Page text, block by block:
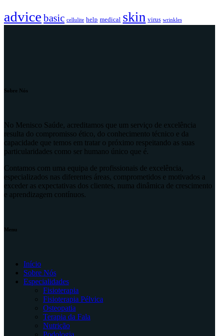
advice basic cellulite help medical skin virus wrinkles
Sobre Nós
No Menisco Saúde, acreditamos que um serviço de excelência
resulta do compromisso ético, do conhecimento técnico e da
capacidade que temos em tratar o próximo respeitando as suas
particularidades como ser humano único que é.
Contamos com uma equipa de profissionais de excelência,
especializados nas diferentes áreas, comprometidos e motivados a
exceder as expectativas dos clientes, numa dinâmica de crescimento
e aprendizagem contínuos.
Menu
Início
Sobre Nós
Especialidades
Fisioterapia
Fisioterapia Pélvica
Osteopatia
Terapia da Fala
Nutrição
Podologia